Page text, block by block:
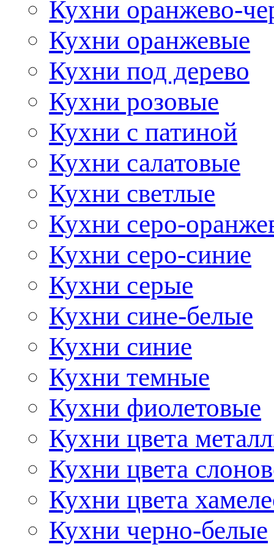
Кухни оранжево-
Кухни оранжевые
Кухни под дерево
Кухни розовые
Кухни с патиной
Кухни салатовые
Кухни светлые
Кухни серо-
Кухни серо-синие
Кухни серые
Кухни сине-белые
Кухни синие
Кухни темные
Кухни фиолетовые
Кухни цвета
Кухни цвета
Кухни цвета
Кухни черно-белые